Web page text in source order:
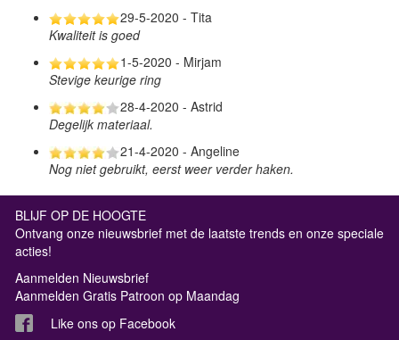
29-5-2020 - Tita
Kwaliteit is goed
1-5-2020 - Mirjam
Stevige keurige ring
28-4-2020 - Astrid
Degelijk materiaal.
21-4-2020 - Angeline
Nog niet gebruikt, eerst weer verder haken.
BLIJF OP DE HOOGTE
Ontvang onze nieuwsbrief met de laatste trends en onze speciale
acties!
Aanmelden Nieuwsbrief
Aanmelden Gratis Patroon op Maandag
Like ons op Facebook